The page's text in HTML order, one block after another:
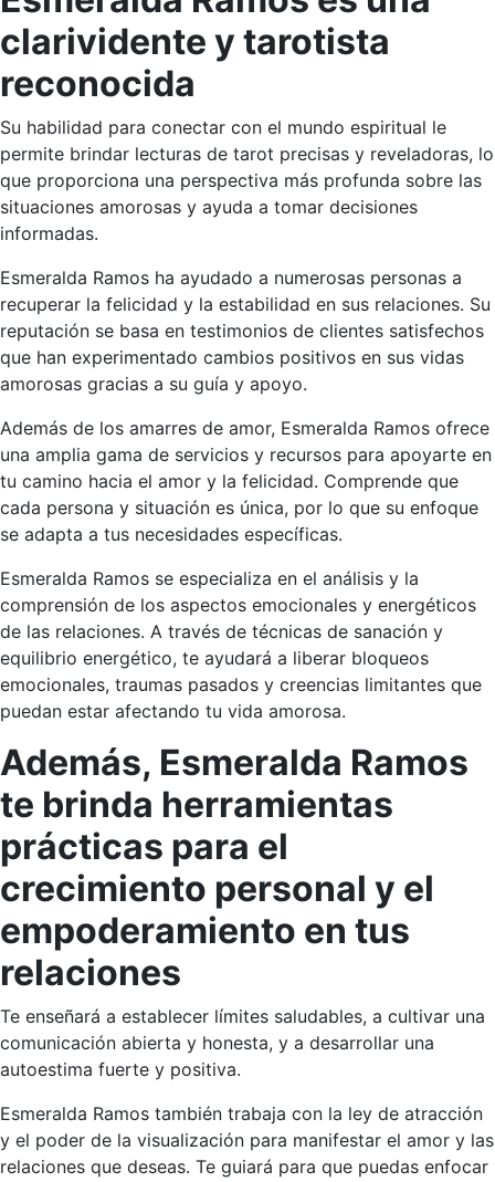
clarividente y tarotista
reconocida
Su habilidad para conectar con el mundo espiritual le
permite brindar lecturas de tarot precisas y reveladoras, lo
que proporciona una perspectiva más profunda sobre las
situaciones amorosas y ayuda a tomar decisiones
informadas.
Esmeralda Ramos ha ayudado a numerosas personas a
recuperar la felicidad y la estabilidad en sus relaciones. Su
reputación se basa en testimonios de clientes satisfechos
que han experimentado cambios positivos en sus vidas
amorosas gracias a su guía y apoyo.
Además de los amarres de amor, Esmeralda Ramos ofrece
una amplia gama de servicios y recursos para apoyarte en
tu camino hacia el amor y la felicidad. Comprende que
cada persona y situación es única, por lo que su enfoque
se adapta a tus necesidades específicas.
Esmeralda Ramos se especializa en el análisis y la
comprensión de los aspectos emocionales y energéticos
de las relaciones. A través de técnicas de sanación y
equilibrio energético, te ayudará a liberar bloqueos
emocionales, traumas pasados y creencias limitantes que
puedan estar afectando tu vida amorosa.
Además, Esmeralda Ramos
te brinda herramientas
prácticas para el
crecimiento personal y el
empoderamiento en tus
relaciones
Te enseñará a establecer límites saludables, a cultivar una
comunicación abierta y honesta, y a desarrollar una
autoestima fuerte y positiva.
Esmeralda Ramos también trabaja con la ley de atracción
y el poder de la visualización para manifestar el amor y las
relaciones que deseas. Te guiará para que puedas enfocar